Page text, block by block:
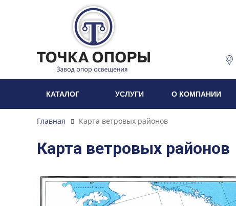
КАТАЛОГ УСЛУГИ О КОМПАНИИ
Главная Карта ветровых районов
Карта ветровых районов